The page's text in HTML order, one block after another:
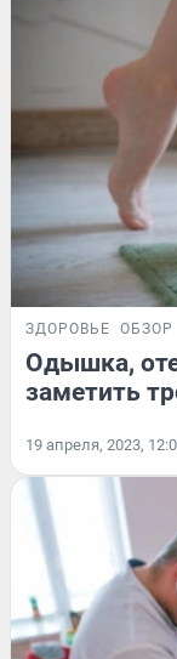
ЗДОРОВЬЕ ОБЗОР
Одышка,
заметить
19 апреля, 2023,